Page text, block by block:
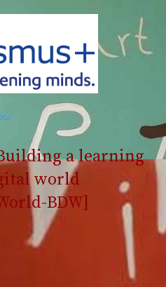
a learning
world
BDW]